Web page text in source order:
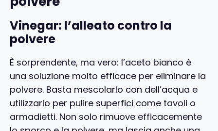
Vinegar: l’alleato contro la
polvere
È sorprendente, ma vero: l’aceto bianco è
una soluzione molto efficace per eliminare la
polvere. Basta mescolarlo con dell’acqua e
utilizzarlo per pulire superfici come tavoli o
armadietti. Non solo rimuove efficacemente